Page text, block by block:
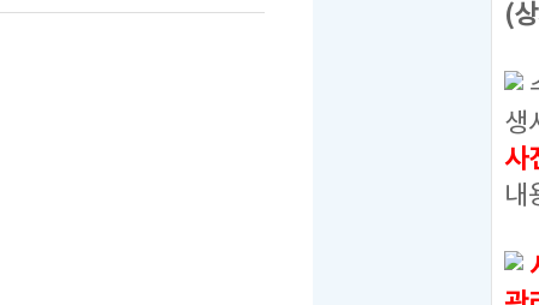
(
생
사
내